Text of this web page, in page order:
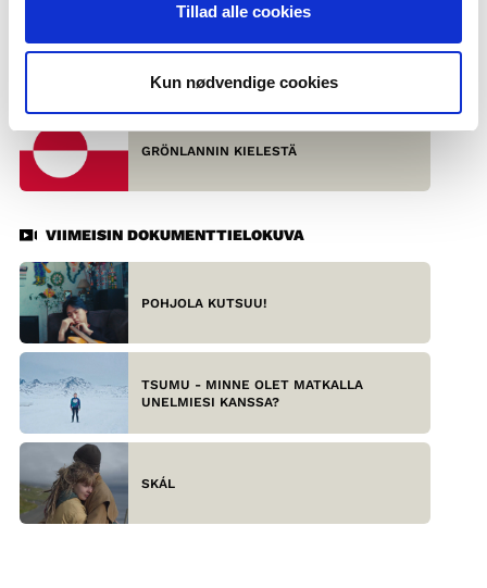
Tillad alle cookies
Kun nødvendige cookies
GRÖNLANNIN KIELESTÄ
VIIMEISIN DOKUMENTTIELOKUVA
POHJOLA KUTSUU!
TSUMU - MINNE OLET MATKALLA
UNELMIESI KANSSA?
SKÁL